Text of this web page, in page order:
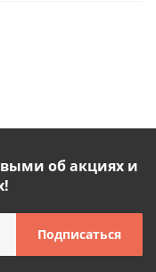
об акциях и